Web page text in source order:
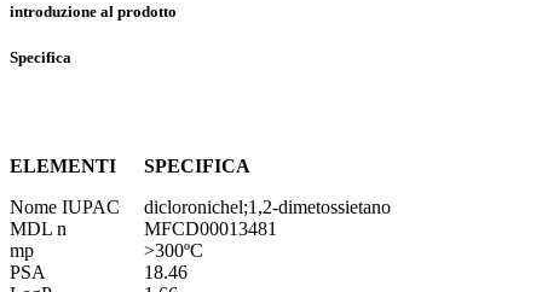
introduzione al prodotto
Specifica
ELEMENTI
SPECIFICA
Nome IUPAC
dicloronichel;1,2-dimetossietano
MDL n
MFCD00013481
mp
>300ºC
PSA
18.46